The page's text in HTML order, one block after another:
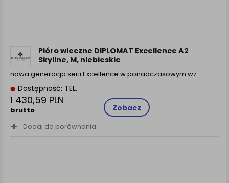
Pióro wieczne DIPLOMAT Excellence A2
Skyline, M, niebieskie
nowa generacja serii Excellence w ponadczasowym wz...
Dostępność: TEL.
1 430,59 PLN
brutto Zobacz
Dodaj do porównania